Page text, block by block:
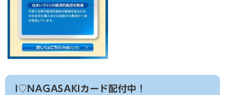
I♡NAGASAKIカード配付中！